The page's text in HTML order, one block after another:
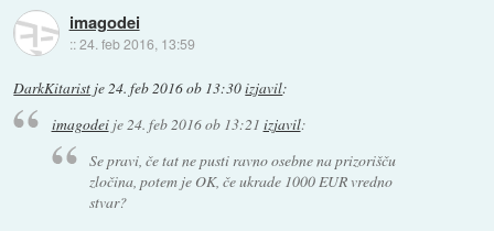
imagodei
::24. feb 2016, 13:59
DarkKitarist je24. feb 2016 ob 13:30izjavil:
imagodeije24. feb 2016 ob 13:21 izjavil:
Se pravi, če tat ne pusti ravno osebne na prizorišču
zločina, potem je OK, če ukrade 1000 EUR vredno
stvar?